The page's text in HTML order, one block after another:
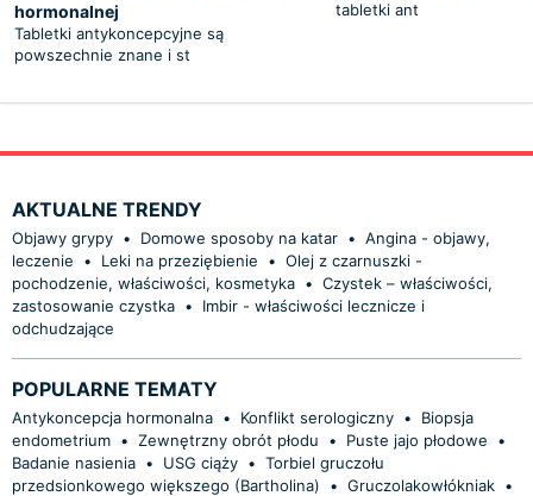
hormonalnej
Tabletki antykoncepcyjne są
powszechnie znane i st
tabletki ant
AKTUALNE TRENDY
Objawy grypy • Domowe sposoby na katar • Angina - objawy,
leczenie
• Leki na przeziębienie • Olej z czarnuszki -
pochodzenie, właściwości, kosmetyka • Czystek – właściwości,
zastosowanie czystka •
Imbir - właściwości lecznicze i
odchudzające
POPULARNE TEMATY
Antykoncepcja hormonalna • Konflikt serologiczny •
Biopsja
endometrium • Zewnętrzny obrót płodu • Puste jajo płodowe
•
Badanie nasienia • USG ciąży • Torbiel gruczołu
przedsionkowego większego (Bartholina)
• Gruczolakowłókniak •